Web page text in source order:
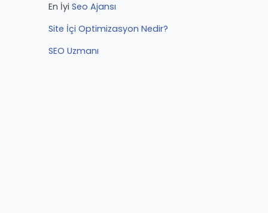
En İyi Seo Ajansı
Site İçi Optimizasyon Nedir?
SEO Uzmanı